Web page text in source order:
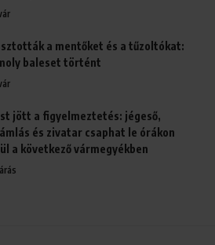
a mentőket és a tűzoltókat:
baleset történt
jött a figyelmeztetés: jégeső,
és zivatar csaphat le órákon
a következő vármegyékben